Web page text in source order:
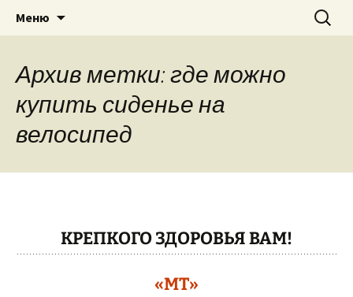
"МЕГА ТОРГ"
Теплицы, велосипеды, электро-
бензоинструмент, бытовая техника
в г. Павлово Нижегородская область,
Муром, Кулебаки, Выкса….
Меню Найти:
Архив метки: где можно
купить сиденье на
велосипед
КРЕПКОГО ЗДОРОВЬЯ ВАМ!
«МТ»